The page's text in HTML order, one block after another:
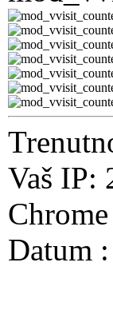
Vaš IP:
Datum